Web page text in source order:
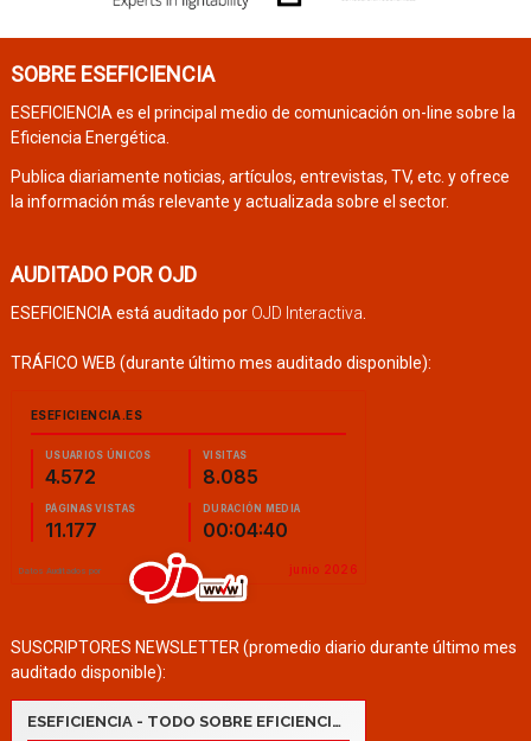
SOBRE ESEFICIENCIA
ESEFICIENCIA es el principal medio de comunicación on-line sobre la
Eficiencia Energética.
Publica diariamente noticias, artículos, entrevistas, TV, etc. y ofrece
la información más relevante y actualizada sobre el sector.
AUDITADO POR OJD
ESEFICIENCIA está auditado por OJD Interactiva
TRÁFICO WEB (durante último mes auditado disponible):
SUSCRIPTORES NEWSLETTER (promedio diario durante último mes
auditado disponible):